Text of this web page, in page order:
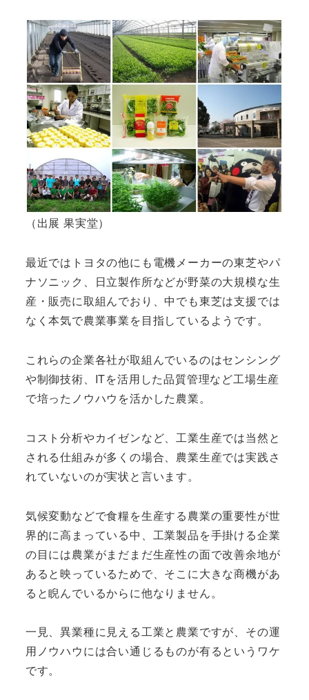
（出展 果実堂）
最近ではトヨタの他にも電機メーカーの東芝やパ
ナソニック、日立製作所などが野菜の大規模な生
産・販売に取組んでおり、中でも東芝は支援では
なく本気で農業事業を目指しているようです。
これらの企業各社が取組んでいるのはセンシング
や制御技術、ITを活用した品質管理など工場生産
で培ったノウハウを活かした農業。
コスト分析やカイゼンなど、工業生産では当然と
される仕組みが多くの場合、農業生産では実践さ
れていないのが実状と言います。
気候変動などで食糧を生産する農業の重要性が世
界的に高まっている中、工業製品を手掛ける企業
の目には農業がまだまだ生産性の面で改善余地が
あると映っているためで、そこに大きな商機があ
ると睨んでいるからに他なりません。
一見、異業種に見える工業と農業ですが、その運
用ノウハウには合い通じるものが有るというワケ
です。